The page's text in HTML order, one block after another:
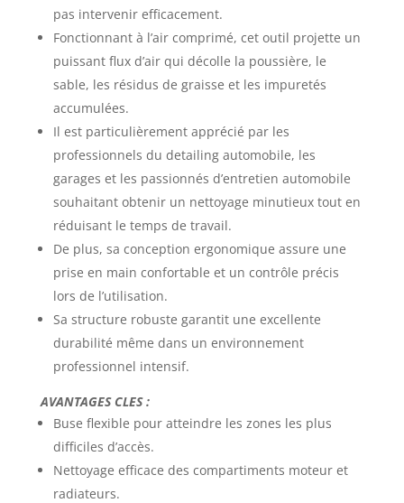
pas intervenir efficacement.
Fonctionnant à l’air comprimé, cet outil projette un
puissant flux d’air qui décolle la poussière, le
sable, les résidus de graisse et les impuretés
accumulées.
Il est particulièrement apprécié par les
professionnels du detailing automobile, les
garages et les passionnés d’entretien automobile
souhaitant obtenir un nettoyage minutieux tout en
réduisant le temps de travail.
De plus, sa conception ergonomique assure une
prise en main confortable et un contrôle précis
lors de l’utilisation.
Sa structure robuste garantit une excellente
durabilité même dans un environnement
professionnel intensif.
AVANTAGES CLES :
Buse flexible pour atteindre les zones les plus
difficiles d’accès.
Nettoyage efficace des compartiments moteur et
radiateurs.